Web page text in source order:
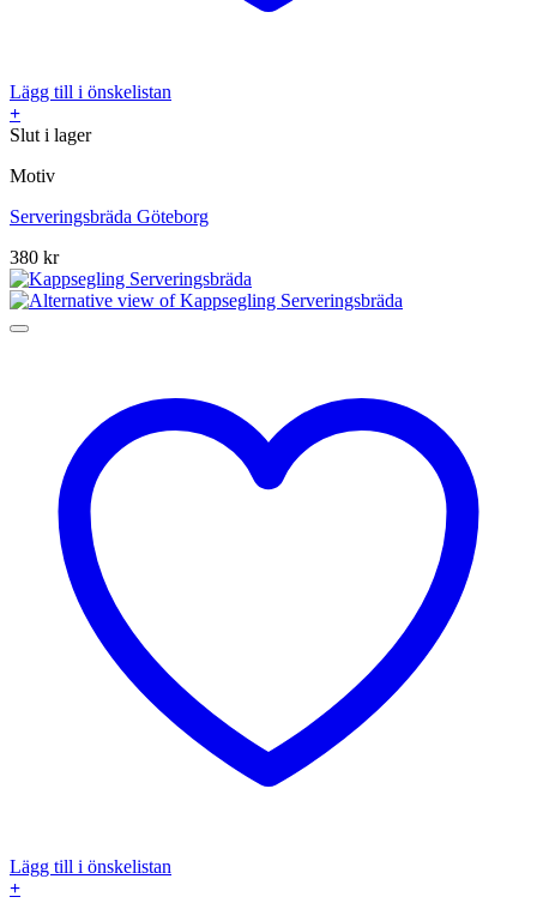
Lägg till i önskelistan
+
Slut i lager
Motiv
Serveringsbräda Göteborg
380 kr
Lägg till i önskelistan
+